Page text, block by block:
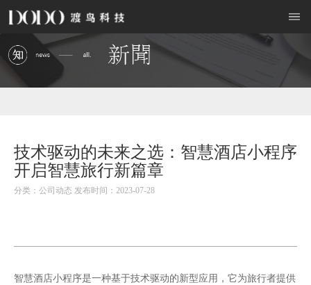
技术驱动的未来之选：智慧酒店小程序
开启智慧旅行新篇章
分类：公司动态 发布时间：2023-07-28
智慧酒店小程序是一种基于技术驱动的新型应用，它为旅行者提供